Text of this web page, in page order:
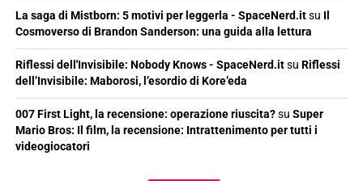
La saga di Mistborn: 5 motivi per leggerla - SpaceNerd.itsu Il
Cosmoverso di Brandon Sanderson: una guida alla lettura
Riflessi dell'Invisibile: Nobody Knows - SpaceNerd.itsu Riflessi
dell’Invisibile: Maborosi, l’esordio di Kore’eda
007 First Light, la recensione: operazione riuscita?su Super
Mario Bros: Il film, la recensione: Intrattenimento per tutti i
videogiocatori